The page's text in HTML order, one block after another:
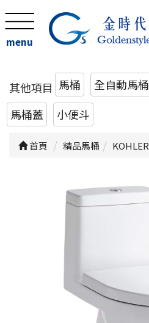
menu
其他項目 馬桶 全自動馬桶
馬桶蓋
小便斗
首頁 精品馬桶 KOHLER